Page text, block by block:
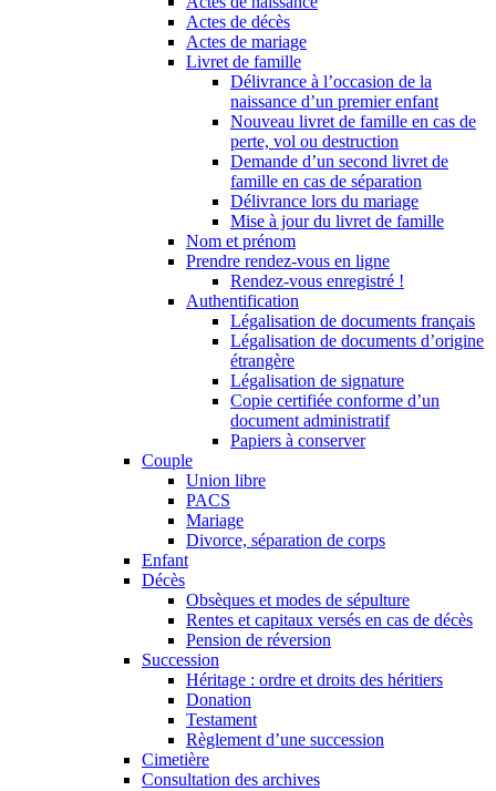
Actes de décès
Actes de mariage
Livret de famille
Délivrance à l’occasion de la
naissance d’un premier enfant
Nouveau livret de famille en cas de
perte, vol ou destruction
Demande d’un second livret de
famille en cas de séparation
Délivrance lors du mariage
Mise à jour du livret de famille
Nom et prénom
Prendre rendez-vous en ligne
Rendez-vous enregistré !
Authentification
Légalisation de documents français
Légalisation de documents d’origine
étrangère
Légalisation de signature
Copie certifiée conforme d’un
document administratif
Papiers à conserver
Couple
Union libre
PACS
Mariage
Divorce, séparation de corps
Enfant
Décès
Obsèques et modes de sépulture
Rentes et capitaux versés en cas de décès
Pension de réversion
Succession
Héritage : ordre et droits des héritiers
Donation
Testament
Règlement d’une succession
Cimetière
Consultation des archives